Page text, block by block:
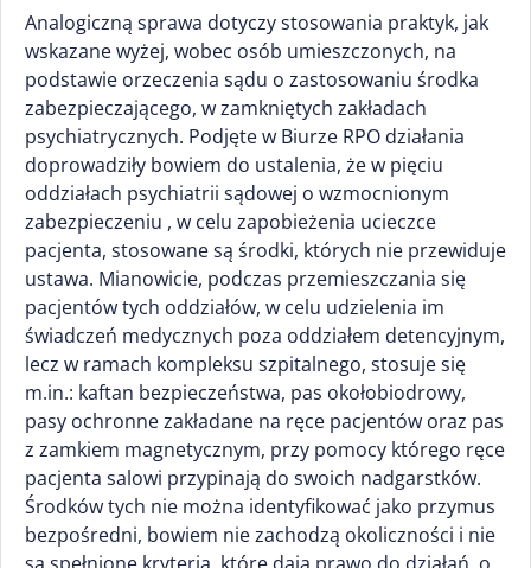
Analogiczną sprawa dotyczy stosowania praktyk, jak
wskazane wyżej, wobec osób umieszczonych, na
podstawie orzeczenia sądu o zastosowaniu środka
zabezpieczającego, w zamkniętych zakładach
psychiatrycznych. Podjęte w Biurze RPO działania
doprowadziły bowiem do ustalenia, że w pięciu
oddziałach psychiatrii sądowej o wzmocnionym
zabezpieczeniu , w celu zapobieżenia ucieczce
pacjenta, stosowane są środki, których nie przewiduje
ustawa. Mianowicie, podczas przemieszczania się
pacjentów tych oddziałów, w celu udzielenia im
świadczeń medycznych poza oddziałem detencyjnym,
lecz w ramach kompleksu szpitalnego, stosuje się
m.in.: kaftan bezpieczeństwa, pas okołobiodrowy,
pasy ochronne zakładane na ręce pacjentów oraz pas
z zamkiem magnetycznym, przy pomocy którego ręce
pacjenta salowi przypinają do swoich nadgarstków.
Środków tych nie można identyfikować jako przymus
bezpośredni, bowiem nie zachodzą okoliczności i nie